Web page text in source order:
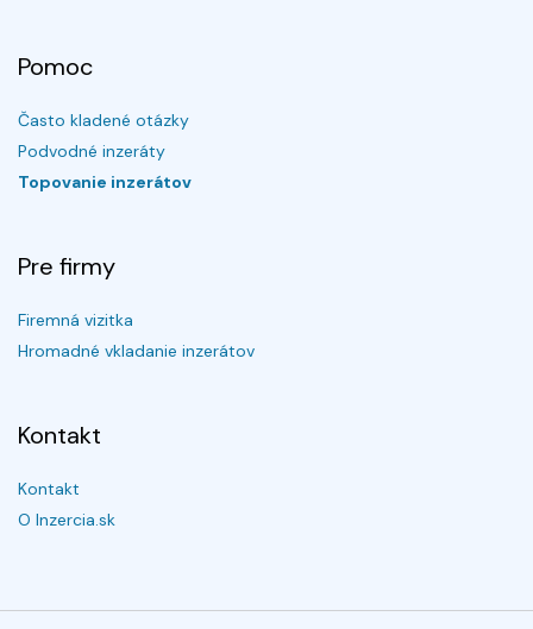
Pomoc
Často kladené otázky
Podvodné inzeráty
Topovanie inzerátov
Pre firmy
Firemná vizitka
Hromadné vkladanie inzerátov
Kontakt
Kontakt
O Inzercia.sk